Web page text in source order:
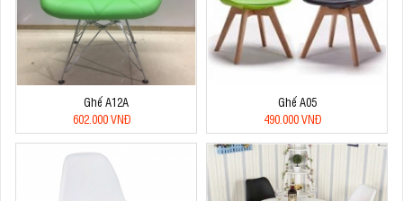
Ghế A12A
602.000 VNĐ
Ghế A05
490.000 VNĐ